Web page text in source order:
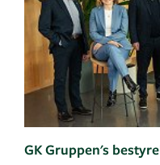
GK Gruppen's